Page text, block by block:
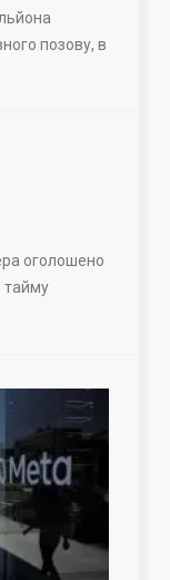
позову, в
оголошено
тайму